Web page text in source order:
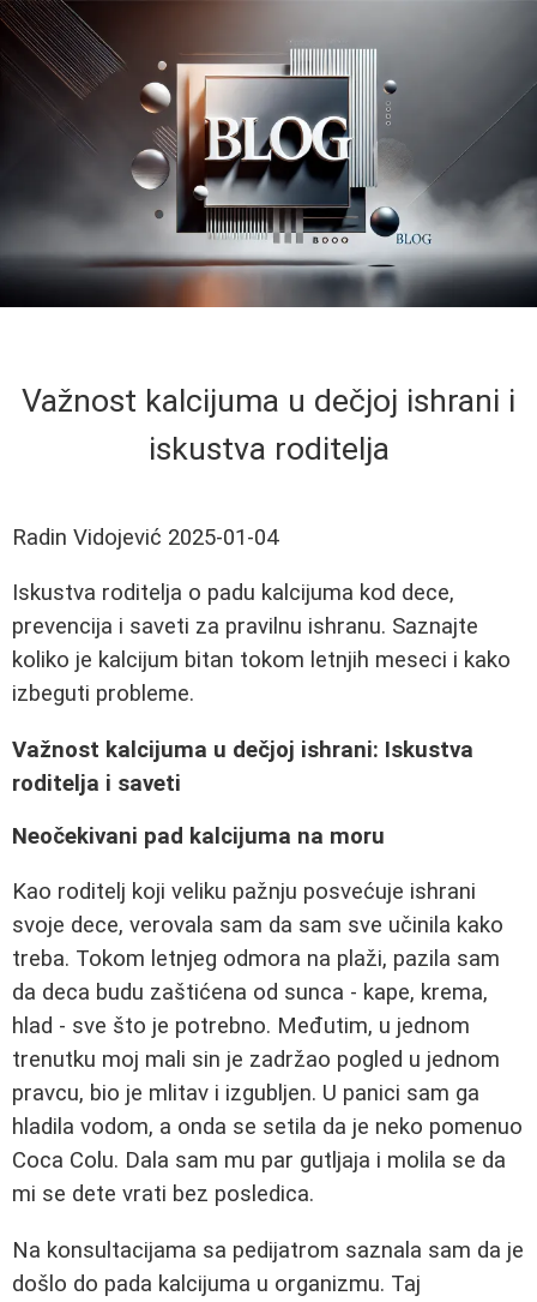
Važnost kalcijuma u dečjoj ishrani i
iskustva roditelja
Radin Vidojević 2025-01-04
Iskustva roditelja o padu kalcijuma kod dece,
prevencija i saveti za pravilnu ishranu. Saznajte
koliko je kalcijum bitan tokom letnjih meseci i kako
izbeguti probleme.
Važnost kalcijuma u dečjoj ishrani: Iskustva
roditelja i saveti
Neočekivani pad kalcijuma na moru
Kao roditelj koji veliku pažnju posvećuje ishrani
svoje dece, verovala sam da sam sve učinila kako
treba. Tokom letnjeg odmora na plaži, pazila sam
da deca budu zaštićena od sunca - kape, krema,
hlad - sve što je potrebno. Međutim, u jednom
trenutku moj mali sin je zadržao pogled u jednom
pravcu, bio je mlitav i izgubljen. U panici sam ga
hladila vodom, a onda se setila da je neko pomenuo
Coca Colu. Dala sam mu par gutljaja i molila se da
mi se dete vrati bez posledica.
Na konsultacijama sa pedijatrom saznala sam da je
došlo do pada kalcijuma u organizmu. Taj